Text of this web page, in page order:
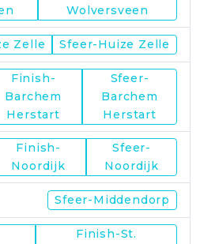
Wolversveen
Zelle Sfeer-Huize Zelle
Finish-
Barchem
Herstart
Sfeer-
Barchem
Herstart
Finish-
Noordijk
Sfeer-
Noordijk
Sfeer-Middendorp
Finish-St.